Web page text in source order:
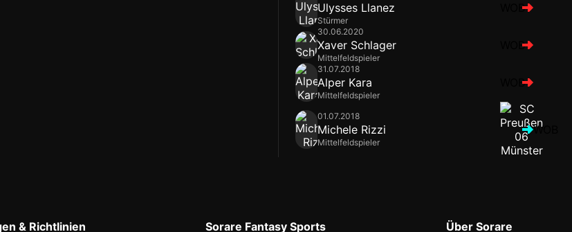
Ulysses Llanez
Stürmer
WOB
30.06.2020
Xaver Schlager
Mittelfeldspieler
WOB
31.07.2018
Alper Kara
Mittelfeldspieler
WOB
01.07.2018
Michele Rizzi
Mittelfeldspieler
WOB
& Richtlinien Sorare Fantasy Sports Über Sorare